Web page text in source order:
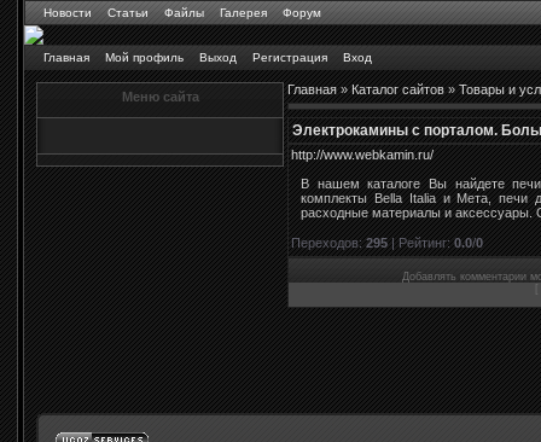
Новости Статьи Файлы Галерея Форум
Главная Мой профиль Выход Регистрация Вход
Меню сайта Главная»Каталог сайтов»Товары и
Электрокамины с порталом.
http://www.webkamin.ru/
В нашем каталоге Вы найдете
комплекты Bella Italia и Мета, печи
расходные материалы и
Переходов:295|Рейтинг:0.0/0
Добавлять комментарии